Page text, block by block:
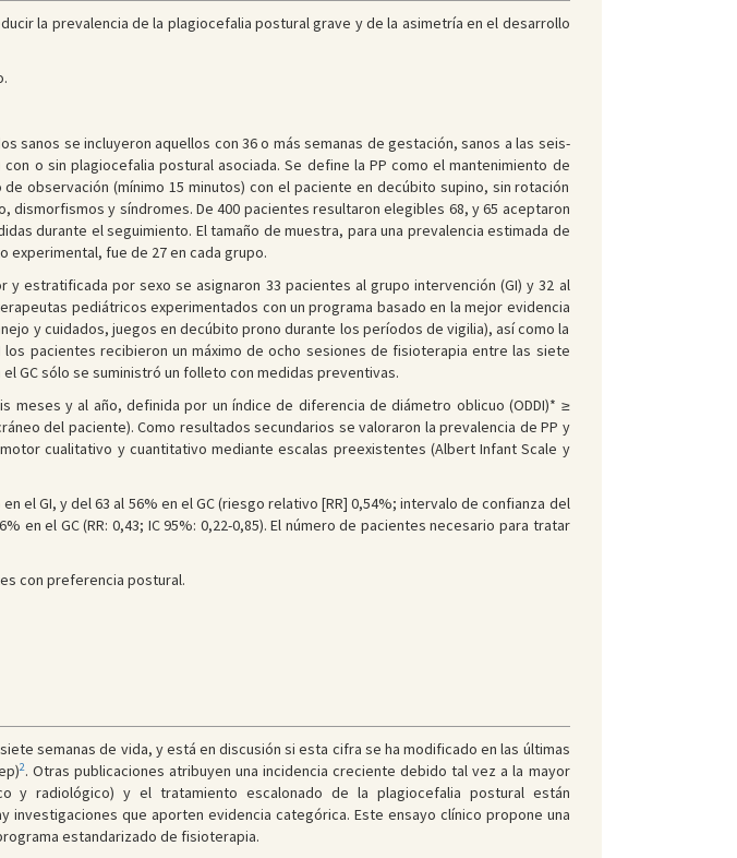
la prevalencia de la plagiocefalia postural grave y de la asimetría en el desarrollo
sanos se incluyeron aquellos con 36 o más semanas de gestación, sanos a las seis-
o sin plagiocefalia postural asociada. Se define la PP como el mantenimiento de
observación (mínimo 15 minutos) con el paciente en decúbito supino, sin rotación
dismorfismos y síndromes. De 400 pacientes resultaron elegibles 68, y 65 aceptaron
durante el seguimiento. El tamaño de muestra, para una prevalencia estimada de
experimental, fue de 27 en cada grupo.
estratificada por sexo se asignaron 33 pacientes al grupo intervención (GI) y 32 al
pediátricos experimentados con un programa basado en la mejor evidencia
y cuidados, juegos en decúbito prono durante los períodos de vigilia), así como la
pacientes recibieron un máximo de ocho sesiones de fisioterapia entre las siete
GC sólo se suministró un folleto con medidas preventivas.
meses y al año, definida por un índice de diferencia de diámetro oblicuo (ODDI)* ≥
del paciente). Como resultados secundarios se valoraron la prevalencia de PP y
cualitativo y cuantitativo mediante escalas preexistentes (Albert Infant Scale y
el GI, y del 63 al 56% en el GC (riesgo relativo [RR] 0,54%; intervalo de confianza del
en el GC (RR: 0,43; IC 95%: 0,22-0,85). El número de pacientes necesario para tratar
con preferencia postural.
semanas de vida, y está en discusión si esta cifra se ha modificado en las últimas
2. Otras publicaciones atribuyen una incidencia creciente debido tal vez a la mayor
y radiológico) y el tratamiento escalonado de la plagiocefalia postural están
investigaciones que aporten evidencia categórica. Este ensayo clínico propone una
estandarizado de fisioterapia.